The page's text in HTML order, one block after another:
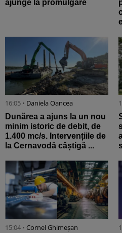
ajunge la promulgare
16:05 • Daniela Oancea
Dunărea a ajuns la un nou
minim istoric de debit, de
1.400 mc/s. Intervențiile de
la Cernavodă câștigă ...
15:04 • Cornel Ghimeșan